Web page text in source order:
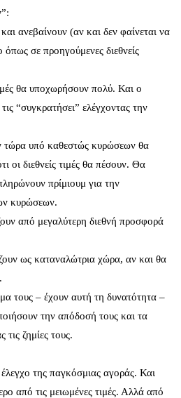
ανεβαίνουν (αν και δεν φαίνεται να
σε προηγούμενες διεθνείς
θα υποχωρήσουν πολύ. Και ο
“συγκρατήσει” ελέγχοντας την
υπό καθεστώς κυρώσεων θα
οι διεθνείς τιμές θα πέσουν. Θα
πρίμιουμ για την
κυρώσεων.
από μεγαλύτερη διεθνή προσφορά
ως καταναλώτρια χώρα, αν και θα
τους – έχουν αυτή τη δυνατότητα –
την απόδοσή τους και τα
τις ζημίες τους.
της παγκόσμιας αγοράς. Και
από τις μειωμένες τιμές. Αλλά από